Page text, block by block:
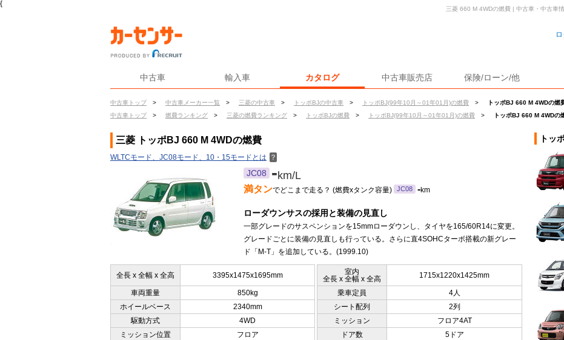
{
中古車 輸入車 カタログ 中古車販売店 保険/ローン/他
中古車トップ > 中古車メーカー一覧 > 三菱の中古車 > トッポBJの中古車 > トッポBJ(99年10月～01年01月)の燃費 >
トッポBJ 660 M 4WDの燃
中古車トップ
> 燃費ランキング > 三菱の燃費ランキング > トッポBJの燃費 > トッポBJ(99年10月～01年01月)の燃費 > トッポBJ 660 M 4WDの
三菱 660 M 4WDの燃費 | 中古車・中古車
三菱 トッポBJ 660 M 4WDの燃費
WLTCモード、JC08モード、10・15モードとは ？
JC08 -km/L
満タンでどこまで走る？ (燃費xタンク容量) JC08 -km
ローダウンサスの採用と装備の見直し
一部グレードのサスペンションを15mmローダウンし、タイヤを165/60R14に変更。
グレードごとに装備の見直しも行っている。さらに直4SOHCターボ搭載の新グレー
ド「M-T」を追加している。(1999.10)
全長 x 全幅 x 全高 3395x1475x1695mm
室内
全長 x 全幅 x 全高
1715x1220x1425mm
車両重量 850kg 乗車定員
4人
ホイールベース
2340mm シート配列
2列
駆動方式
4WD ミッション
フロア4AT
ミッション位置
フロア ドア数
5ドア
トッ